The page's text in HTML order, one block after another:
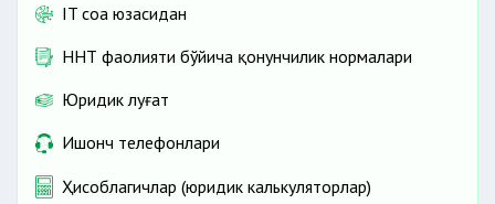
IT соҳа юзасидан
ННТ фаолияти бўйича қонунчилик нормалари
Юридик луғат
Ишонч телефонлари
Ҳисоблагичлар (юридик калькуляторлар)